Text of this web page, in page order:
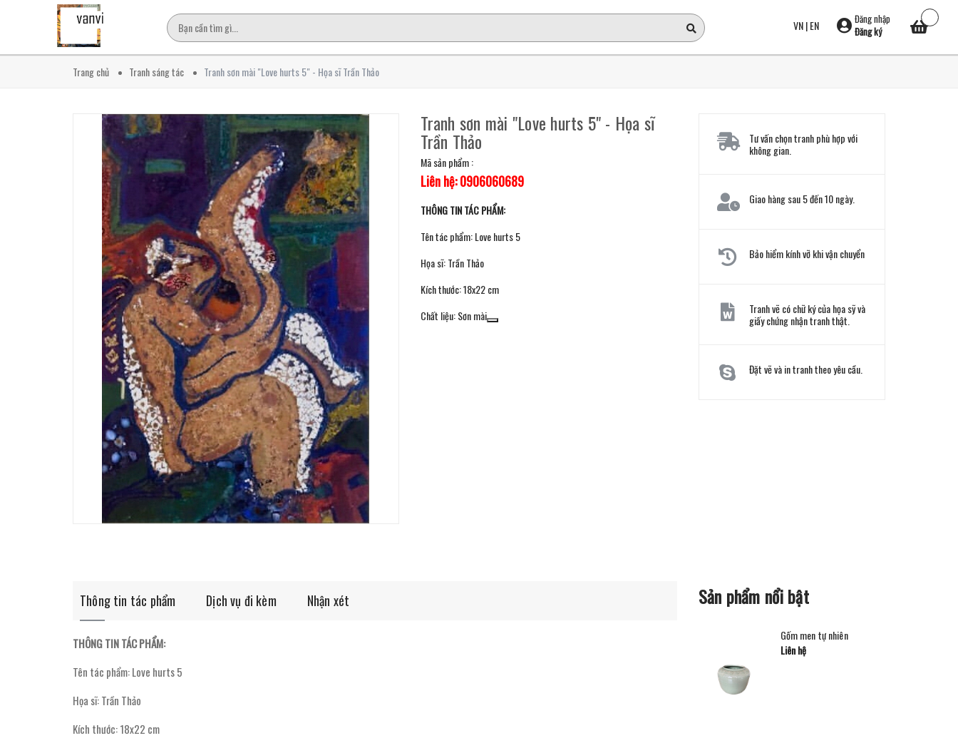
VN|EN
Đăng nhập
Đăng ký
Trang chủ Tranh sáng tác Tranh sơn mài "Love hurts 5" - Họa sĩ Trần Thảo
Tranh sơn mài "Love hurts 5" - Họa sĩ
Trần Thảo
Mã sản phẩm :
Liên hệ: 0906060689
THÔNG TIN TÁC PHẨM:
Tên tác phẩm: Love hurts 5
Họa sĩ: Trần Thảo
Kích thước: 18x22 cm
Chất liệu: Sơn mài
Tư vấn chọn tranh phù hợp với
không gian.
Giao hàng sau 5 đến 10 ngày.
Bảo hiểm kính vỡ khi vận chuyển
Tranh vẽ có chữ ký của họa sỹ và
giấy chứng nhận tranh thật.
Đặt vẽ và in tranh theo yêu cầu.
Thông tin tác phẩm Dịch vụ đi kèm Nhận xét
THÔNG TIN TÁC PHẨM:
Tên tác phẩm: Love hurts 5
Họa sĩ: Trần Thảo
Kích thước: 18x22 cm
Sản phẩm nổi bật
Gốm men tự nhiên
Liên hệ